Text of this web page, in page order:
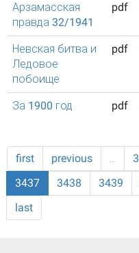
Арзамасская
правда 32/1941
pdf
Невская битва и
Ледовое
побоище
pdf
За 1900 год pdf
first previous …
3437
3438 3439
last